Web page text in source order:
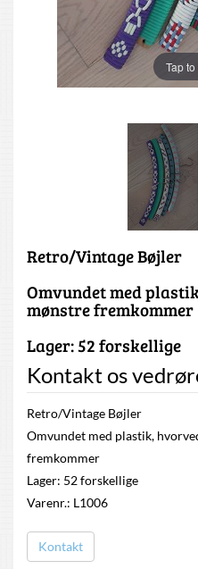
Tap
Retro/Vintage Bøjler
Omvundet med
mønstre fremkommer
Lager: 52 forskellige
Kontakt os
Retro/Vintage Bøjler
Omvundet med plastik,
fremkommer
Lager: 52 forskellige
Varenr.: L1006
Kontakt